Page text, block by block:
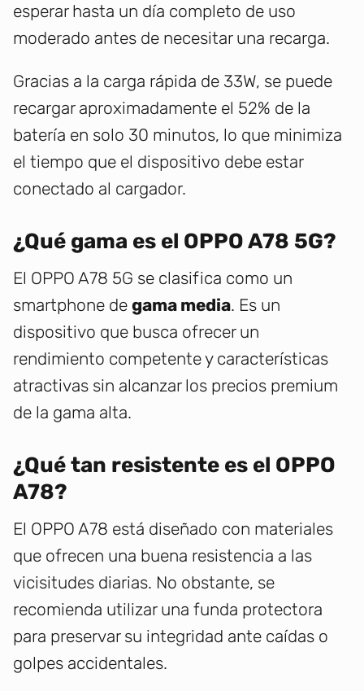
esperar hasta un día completo de uso
moderado antes de necesitar una recarga.
Gracias a la carga rápida de 33W, se puede
recargar aproximadamente el 52% de la
batería en solo 30 minutos, lo que minimiza
el tiempo que el dispositivo debe estar
conectado al cargador.
¿Qué gama es el OPPO A78 5G?
El OPPO A78 5G se clasifica como un
smartphone de gama media. Es un
dispositivo que busca ofrecer un
rendimiento competente y características
atractivas sin alcanzar los precios premium
de la gama alta.
¿Qué tan resistente es el OPPO
A78?
El OPPO A78 está diseñado con materiales
que ofrecen una buena resistencia a las
vicisitudes diarias. No obstante, se
recomienda utilizar una funda protectora
para preservar su integridad ante caídas o
golpes accidentales.